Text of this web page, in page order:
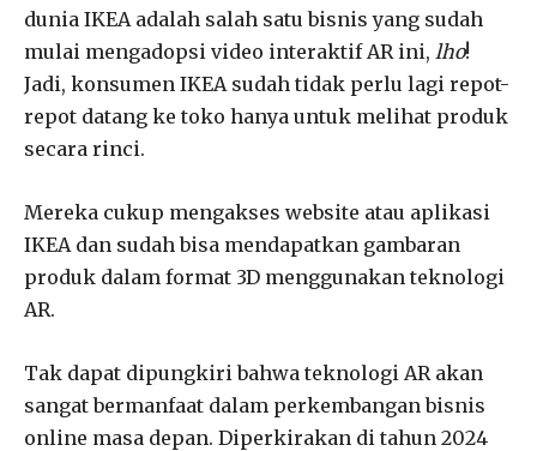
dunia IKEA adalah salah satu bisnis yang sudah
mulai mengadopsi video interaktif AR ini, lho!
Jadi, konsumen IKEA sudah tidak perlu lagi repot-
repot datang ke toko hanya untuk melihat produk
secara rinci.
Mereka cukup mengakses website atau aplikasi
IKEA dan sudah bisa mendapatkan gambaran
produk dalam format 3D menggunakan teknologi
AR.
Tak dapat dipungkiri bahwa teknologi AR akan
sangat bermanfaat dalam perkembangan bisnis
online masa depan. Diperkirakan di tahun 2024